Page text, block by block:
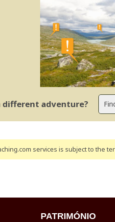
different adventure?
services is subject to the
PATRIMÓNIO